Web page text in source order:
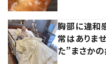
胸部に違和
常はありま
た”まさか